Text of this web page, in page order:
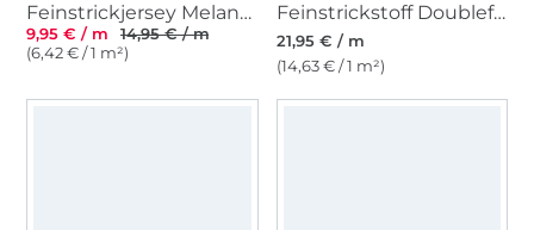
Feinstrickjersey Melange, olivgrün
9,95 € / m
14,95 € / m
(6,42 € / 1 m²)
Feinstrickstoff Doubleface Stripes, marine
21,95 € / m
(14,63 € / 1 m²)